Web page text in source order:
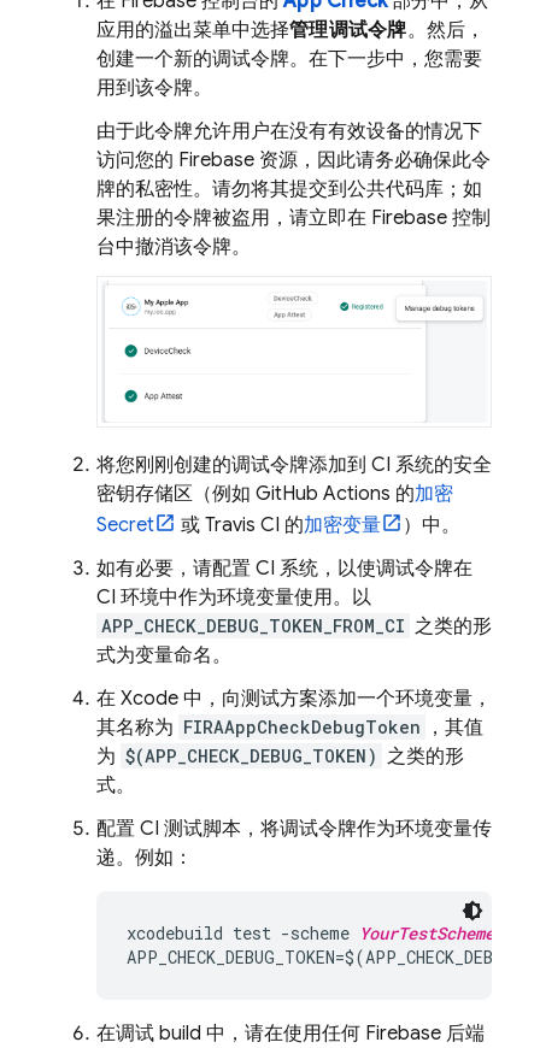
应用的溢出菜单中选择管理调试令牌。然后，
创建一个新的调试令牌。在下一步中，您需要
用到该令牌。
由于此令牌允许用户在没有有效设备的情况下
访问您的 Firebase 资源，因此请务必确保此令
牌的私密性。请勿将其提交到公共代码库；如
果注册的令牌被盗用，请立即在 Firebase 控制
台中撤消该令牌。
将您刚刚创建的调试令牌添加到 CI 系统的安全
密钥存储区（例如 GitHub Actions 的加密
Secret
或 Travis CI 的加密变量
）中。
如有必要，请配置 CI 系统，以使调试令牌在
CI 环境中作为环境变量使用。以
APP_CHECK_DEBUG_TOKEN_FROM_CI 之类的形
式为变量命名。
在 Xcode 中，向测试方案添加一个环境变量，
其名称为 FIRAAppCheckDebugToken
，其值
为 $(APP_CHECK_DEBUG_TOKEN) 之类的形
式。
配置 CI 测试脚本，将调试令牌作为环境变量传
递。例如：
xcodebuild test -scheme YourTestScheme
在调试 build 中，请在使用任何 Firebase 后端